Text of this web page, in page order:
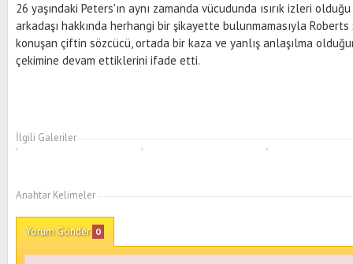
26 yaşındaki Peters'ın aynı zamanda vücudunda ısırık izleri
arkadaşı hakkında herhangi bir şikayette bulunmamasıyla Roberts
konuşan çiftin sözcücü, ortada bir kaza ve yanlış anlaşılma
çekimine devam ettiklerini ifade etti.
İlgili Galeriler
Anahtar Kelimeler
Yorum Gönder 0